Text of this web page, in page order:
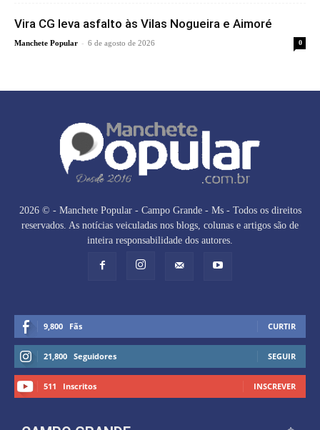
Vira CG leva asfalto às Vilas Nogueira e Aimoré
Manchete Popular - 6 de agosto de 2026 0
2026 © - Manchete Popular - Campo Grande - Ms - Todos os direitos
reservados. As notícias veiculadas nos blogs, colunas e artigos são de
inteira responsabilidade dos autores.
9,800 Fãs CURTIR
21,800 Seguidores SEGUIR
511 Inscritos INSCREVER